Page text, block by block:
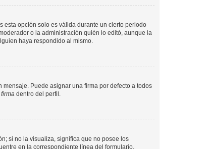
esta opción solo es válida durante un cierto periodo
o la administración quién lo editó, aunque la
haya respondido al mismo.
mensaje. Puede asignar una firma por defecto a todos
dentro del perfil.
si no la visualiza, significa que no posee los
en la correspondiente línea del formulario.